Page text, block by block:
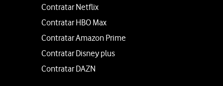
Contratar Netflix
Contratar HBO Max
Contratar Amazon Prime
Contratar Disney plus
Contratar DAZN